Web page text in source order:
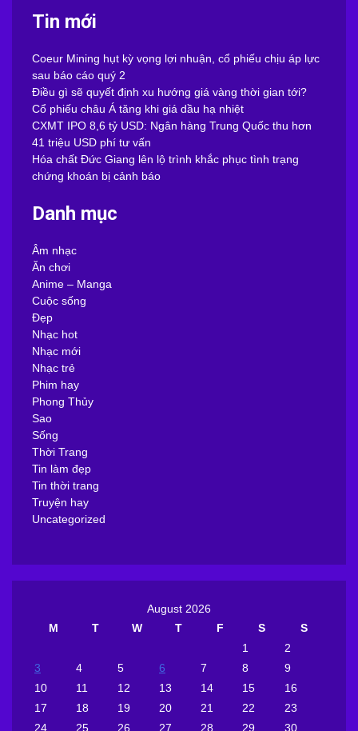
Tin mới
Coeur Mining hụt kỳ vọng lợi nhuận, cổ phiếu chịu áp lực
sau báo cáo quý 2
Điều gì sẽ quyết định xu hướng giá vàng thời gian tới?
Cổ phiếu châu Á tăng khi giá dầu hạ nhiệt
CXMT IPO 8,6 tỷ USD: Ngân hàng Trung Quốc thu hơn
41 triệu USD phí tư vấn
Hóa chất Đức Giang lên lộ trình khắc phục tình trạng
chứng khoán bị cảnh báo
Danh mục
Âm nhạc
Ăn chơi
Anime – Manga
Cuộc sống
Đẹp
Nhạc hot
Nhạc mới
Nhạc trẻ
Phim hay
Phong Thủy
Sao
Sống
Thời Trang
Tin làm đẹp
Tin thời trang
Truyện hay
Uncategorized
August 2026
M
T W T F S
S
1
2
3
4 5 6 7 8
9
10
11 12 13 14 15
16
17
18 19 20 21 22
23
24
25 26 27 28 29 30